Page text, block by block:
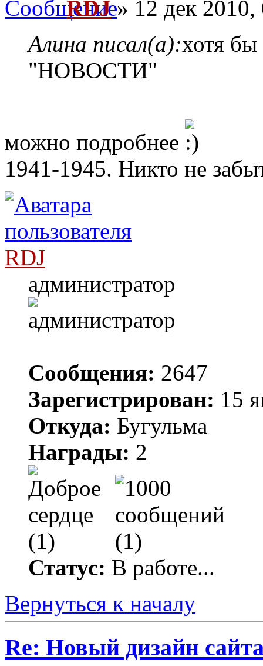
RDJ» 12 дек 2010,
Алина писал(а):хотя бы
"НОВОСТИ"
можно подробнее
1941-1945. Никто не
RDJ
администратор
Сообщения: 2647
Зарегистрирован: 15
Откуда: Бугульма
Награды: 2
Статус: В работе...
Вернуться к началу
Re: Новый дизайн